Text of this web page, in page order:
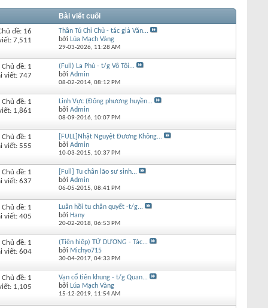
Bài viết cuối
đề: 16
7,511
Thần Tú Chi Chủ - tác giả Văn...
bởi Lúa Mạch Vàng
29-03-2026, 11:28 AM
Chủ đề: 1
viết: 747
(Full) La Phù - t/g Vô Tội...
bởi Admin
08-02-2014, 08:12 PM
Chủ đề: 1
1,861
Linh Vực (Đông phương huyền...
bởi Admin
08-09-2016, 10:07 PM
Chủ đề: 1
viết: 555
[FULL]Nhật Nguyệt Đương Không...
bởi Admin
10-03-2015, 10:37 PM
Chủ đề: 1
viết: 637
[Full] Tu chân lão sư sinh...
bởi Admin
06-05-2015, 08:41 PM
Chủ đề: 1
viết: 405
Luân hồi tu chân quyết -t/g...
bởi Hany
20-02-2018, 06:53 PM
Chủ đề: 1
viết: 604
(Tiên hiệp) TỬ DƯƠNG - Tác...
bởi Michyo715
30-04-2017, 04:33 PM
Chủ đề: 1
1,105
Vạn cổ tiên khung - t/g Quan...
bởi Lúa Mạch Vàng
15-12-2019, 11:54 AM